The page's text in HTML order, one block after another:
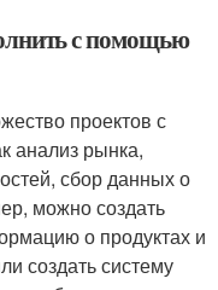
с помощью
проектов с
анализ рынка,
сбор данных о
можно создать
о продуктах и
создать систему